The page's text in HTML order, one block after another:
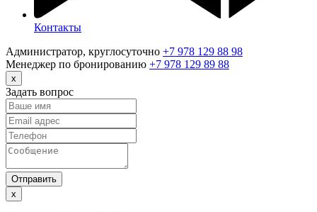
Контакты
Администратор, круглосуточно +7 978 129 88 98
Менеджер по бронированию +7 978 129 89 88
x
Задать вопрос
Отправить
x